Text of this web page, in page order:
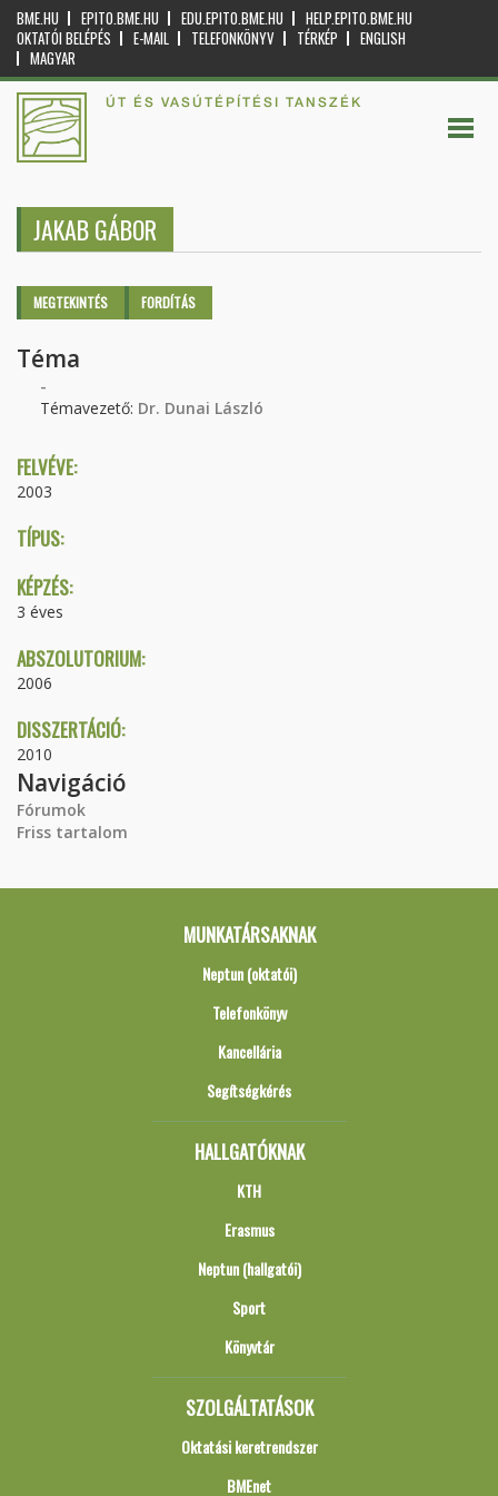
BME.HU EPITO.BME.HU EDU.EPITO.BME.HU
HELP.EPITO.BME.HU
OKTATÓI BELÉPÉS
E-MAIL TELEFONKÖNYV TÉRKÉP
ENGLISH
MAGYAR
ÚT ÉS VASÚTÉPÍTÉSI TANSZÉK
JAKAB GÁBOR
Elsődleges fülek
MEGTEKINTÉS (AKTÍVFORDÍTÁS
Téma
-
Témavezető: Dr. Dunai László
FELVÉVE:
2003
TÍPUS:
KÉPZÉS:
3 éves
ABSZOLUTORIUM:
2006
DISSZERTÁCIÓ:
2010
Navigáció
Fórumok
Friss tartalom
MUNKATÁRSAKNAK
Neptun (oktatói)
Telefonkönyv
Kancellária
Segítségkérés
HALLGATÓKNAK
KTH
Erasmus
Neptun (hallgatói)
Sport
Könyvtár
SZOLGÁLTATÁSOK
Oktatási keretrendszer
BMEnet